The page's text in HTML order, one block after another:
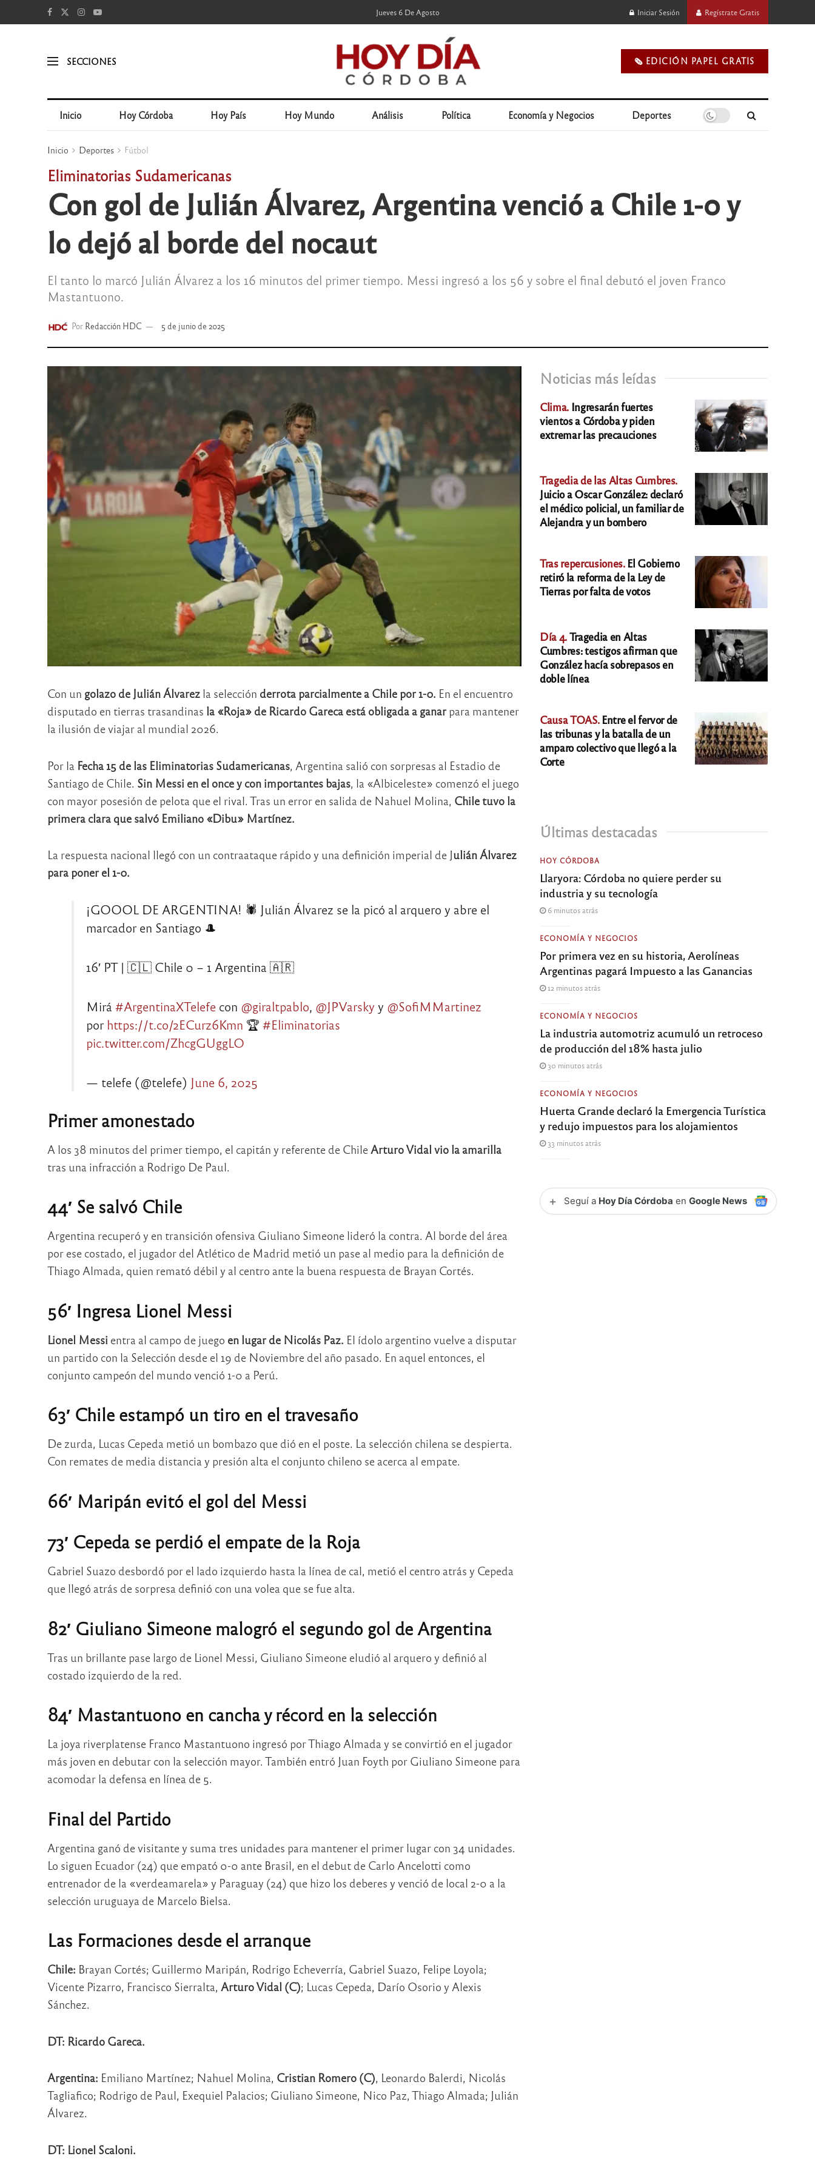
Jueves 6 De Agosto Iniciar Sesión Regístrate Gratis
SECCIONES 🗞️ EDICIÓN PAPEL GRATIS
Inicio Hoy Córdoba Hoy País Hoy Mundo Análisis Política Economía y Negocios Deportes
Inicio Deportes Fútbol
Eliminatorias Sudamericanas
Con gol de Julián Álvarez, Argentina venció a Chile 1-0 y
lo dejó al borde del nocaut
El tanto lo marcó Julián Álvarez a los 16 minutos del primer tiempo. Messi ingresó a los 56 y sobre el final debutó el joven Franco
Mastantuono.
Por Redacción HDC 5 de junio de 2025
Con un golazo de Julián Álvarezla selección derrota parcialmente a Chile por 1-0. En el encuentro
disputado en tierras trasandinas la «Roja» de Ricardo Gareca está obligada a ganarpara mantener
la ilusión de viajar al mundial 2026.
Por la Fecha 15 de las Eliminatorias Sudamericanas, Argentina salió con sorpresas al Estadio de
Santiago de Chile. Sin Messi en el once y con importantes bajas, la «Albiceleste» comenzó el juego
con mayor posesión de pelota que el rival. Tras un error en salida de Nahuel Molina, Chile tuvo la
primera clara que salvó Emiliano «Dibu» Martínez.
La respuesta nacional llegó con un contraataque rápido y una definición imperial de Julián Álvarez
para poner el 1-0.
¡GOOOL DE ARGENTINA! 🕷️ Julián Álvarez se la picó al arquero y abre el
marcador en Santiago 🎩
16′ PT | 🇨🇱 Chile 0 – 1 Argentina 🇦🇷
Mirá #ArgentinaXTelefe con @giraltpablo, @JPVarsky y @SofiMMartinez
por https://t.co/2ECurz6Kmn 🏆 #Eliminatorias
pic.twitter.com/ZhcgGUggLO
— telefe (@telefe) June 6, 2025
Primer amonestado
A los 38 minutos del primer tiempo, el capitán y referente de Chile Arturo Vidal vio la amarilla
tras una infracción a Rodrigo De Paul.
44′ Se salvó Chile
Argentina recuperó y en transición ofensiva Giuliano Simeone lideró la contra. Al borde del área
por ese costado, el jugador del Atlético de Madrid metió un pase al medio para la definición de
Thiago Almada, quien remató débil y al centro ante la buena respuesta de Brayan Cortés.
56′ Ingresa Lionel Messi
Lionel Messi entra al campo de juego en lugar de Nicolás Paz. El ídolo argentino vuelve a disputar
un partido con la Selección desde el 19 de Noviembre del año pasado. En aquel entonces, el
conjunto campeón del mundo venció 1-0 a Perú.
63′ Chile estampó un tiro en el travesaño
De zurda, Lucas Cepeda metió un bombazo que dió en el poste. La selección chilena se despierta.
Con remates de media distancia y presión alta el conjunto chileno se acerca al empate.
66′ Maripán evitó el gol del Messi
73′ Cepeda se perdió el empate de la Roja
Gabriel Suazo desbordó por el lado izquierdo hasta la línea de cal, metió el centro atrás y Cepeda
que llegó atrás de sorpresa definió con una volea que se fue alta.
82′ Giuliano Simeone malogró el segundo gol de Argentina
Tras un brillante pase largo de Lionel Messi, Giuliano Simeone eludió al arquero y definió al
costado izquierdo de la red.
84′ Mastantuono en cancha y récord en la selección
La joya riverplatense Franco Mastantuono ingresó por Thiago Almada y se convirtió en el jugador
más joven en debutar con la selección mayor. También entró Juan Foyth por Giuliano Simeone para
acomodar la defensa en línea de 5.
Final del Partido
Argentina ganó de visitante y suma tres unidades para mantener el primer lugar con 34 unidades.
Lo siguen Ecuador (24) que empató 0-0 ante Brasil, en el debut de Carlo Ancelotti como
entrenador de la «verdeamarela» y Paraguay (24) que hizo los deberes y venció de local 2-0 a la
selección uruguaya de Marcelo Bielsa.
Las Formaciones desde el arranque
Chile: Brayan Cortés; Guillermo Maripán, Rodrigo Echeverría, Gabriel Suazo, Felipe Loyola;
Vicente Pizarro, Francisco Sierralta, Arturo Vidal (C); Lucas Cepeda, Darío Osorio y Alexis
Sánchez.
DT: Ricardo Gareca.
Argentina: Emiliano Martínez; Nahuel Molina, Cristian Romero (C), Leonardo Balerdi, Nicolás
Tagliafico; Rodrigo de Paul, Exequiel Palacios; Giuliano Simeone, Nico Paz, Thiago Almada; Julián
Álvarez.
DT: Lionel Scaloni.
Noticias más leídas
Clima. Ingresarán fuertes
vientos a Córdoba y piden
extremar las precauciones
Tragedia de las Altas Cumbres.
Juicio a Oscar González: declaró
el médico policial, un familiar de
Alejandra y un bombero
Tras repercusiones.El Gobierno
retiró la reforma de la Ley de
Tierras por falta de votos
Día 4.Tragedia en Altas
Cumbres: testigos afirman que
González hacía sobrepasos en
doble línea
Causa TOAS.Entre el fervor de
las tribunas y la batalla de un
amparo colectivo que llegó a la
Corte
Últimas destacadas
HOY CÓRDOBA
Llaryora: Córdoba no quiere perder su
industria y su tecnología
6 minutos atrás
ECONOMÍA Y NEGOCIOS
Por primera vez en su historia, Aerolíneas
Argentinas pagará Impuesto a las Ganancias
12 minutos atrás
ECONOMÍA Y NEGOCIOS
La industria automotriz acumuló un retroceso
de producción del 18% hasta julio
30 minutos atrás
ECONOMÍA Y NEGOCIOS
Huerta Grande declaró la Emergencia Turística
y redujo impuestos para los alojamientos
33 minutos atrás
+ Seguí a Hoy Día Córdoba enGoogle News